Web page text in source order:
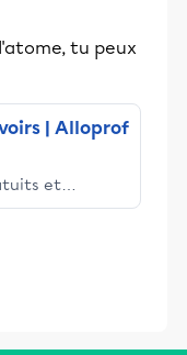
tu peux
| Alloprof
et
les élèves